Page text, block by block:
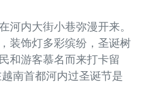
河内大街小巷弥漫开来。
装饰灯多彩缤纷，圣诞树
和游客慕名而来打卡留
南首都河内过圣诞节是